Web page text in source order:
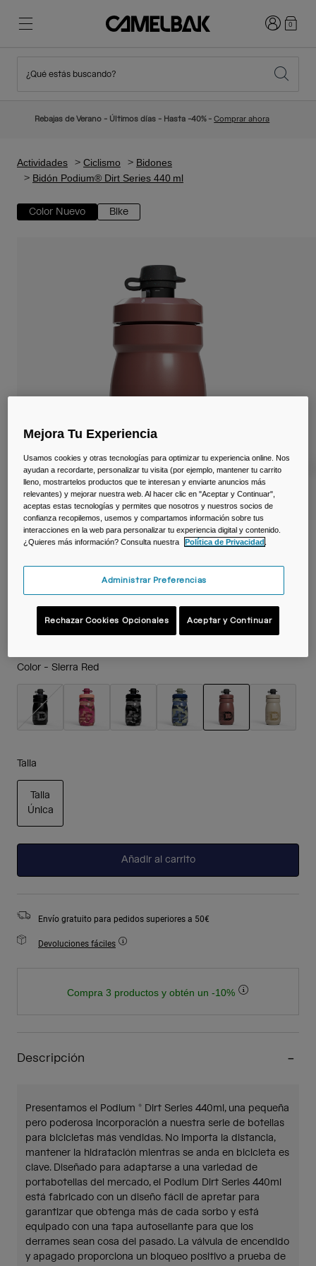
Novedades
Mochilas Hidratación
Bolsas Hidratación
Accessorios
Ver todo
Senderismo
Adiós a los desechables
Iniciar0
¿Qué estás buscando?
Rebajas de Verano - Últimos días - Hasta -40% -Comprar ahora
Actividades Ciclismo
Bidones
Bidón Podium® Dirt Series 440 ml
Color Nuevo Bike
Bidón Podium® Dirt Series 440 ml
Price reduced from
15,00 €to9,00 € 40% OFF
Color - Sierra Red
Talla
Talla
Única
Añadir al carrito
Envío gratuito para pedidos superiores a 50€
Devoluciones fáciles
Compra 3 productos y obtén un -10%
Descripción
Presentamos el Podium ® Dirt Series 440ml, una pequeña
pero poderosa incorporación a nuestra serie de botellas
para bicicletas más vendidas. No importa la distancia,
mantener la hidratación mientras se anda en bicicleta es
clave. Diseñado para adaptarse a una variedad de
portabotellas del mercado, el Podium Dirt Series 440ml
está fabricado con un diseño fácil de apretar para
garantizar que obtenga más de cada sorbo y está
equipado con una tapa autosellante para que los
derrames sean cosa del pasado. La válvula de encendido
y apagado proporciona un bloqueo positivo a prueba de
Mejora Tu Experiencia
Usamos cookies y otras tecnologías para optimizar tu experiencia online. Nos
ayudan a recordarte, personalizar tu visita (por ejemplo, mantener tu carrito
lleno, mostrartelos productos que te interesan y enviarte anuncios más
relevantes) y mejorar nuestra web. Al hacer clic en "Aceptar y Continuar",
aceptas estas tecnologías y permites que nosotros y nuestros socios de
confianza recopilemos, usemos y compartamos información sobre tus
interacciones en la web para personalizar tu experiencia digital y contenido.
¿Quieres más información? Consulta nuestra
Política de Privacidad
Administrar Preferencias
Rechazar Cookies Opcionales Aceptar y Continuar